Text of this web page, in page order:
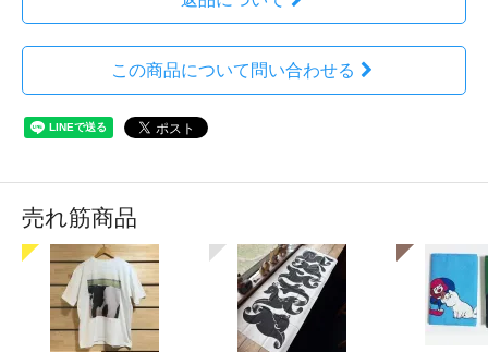
この商品について問い合わせる
売れ筋商品